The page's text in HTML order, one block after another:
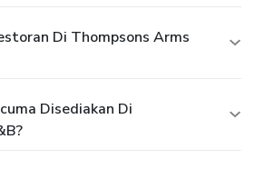
Di Thompsons Arms
Disediakan Di